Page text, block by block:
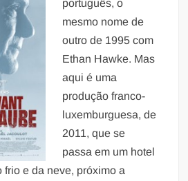
português, o
mesmo nome de
outro de 1995 com
Ethan Hawke. Mas
aqui é uma
produção franco-
luxemburguesa, de
2011, que se
passa em um hotel
frio e da neve, próximo a